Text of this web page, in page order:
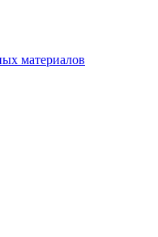
материалов